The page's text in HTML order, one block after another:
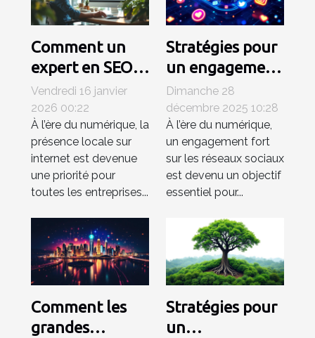
Comment un
expert en SEO
local booste-t-il
votre visibilité
digitale ?
Vendredi 16 janvier
2026 00:22
À l’ère du numérique, la
présence locale sur
internet est devenue
une priorité pour
toutes les entreprises...
Stratégies pour
un engagement
accru sur les
réseaux sociaux
en 2025
Dimanche 28
décembre 2025 10:28
À l’ère du numérique,
un engagement fort
sur les réseaux sociaux
est devenu un objectif
essentiel pour...
Comment les
grandes
Stratégies pour
un